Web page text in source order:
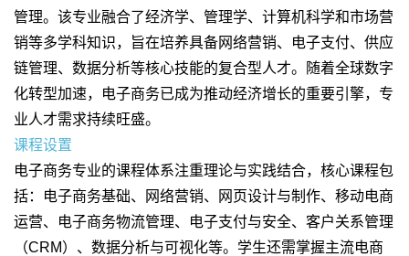
管理。该专业融合了经济学、管理学、计算机科学和市场营
销等多学科知识，旨在培养具备网络营销、电子支付、供应
链管理、数据分析等核心技能的复合型人才。随着全球数字
化转型加速，电子商务已成为推动经济增长的重要引擎，专
业人才需求持续旺盛。
课程设置
电子商务专业的课程体系注重理论与实践结合，核心课程包
括：电子商务基础、网络营销、网页设计与制作、移动电商
运营、电子商务物流管理、电子支付与安全、客户关系管理
（CRM）、数据分析与可视化等。学生还需掌握主流电商